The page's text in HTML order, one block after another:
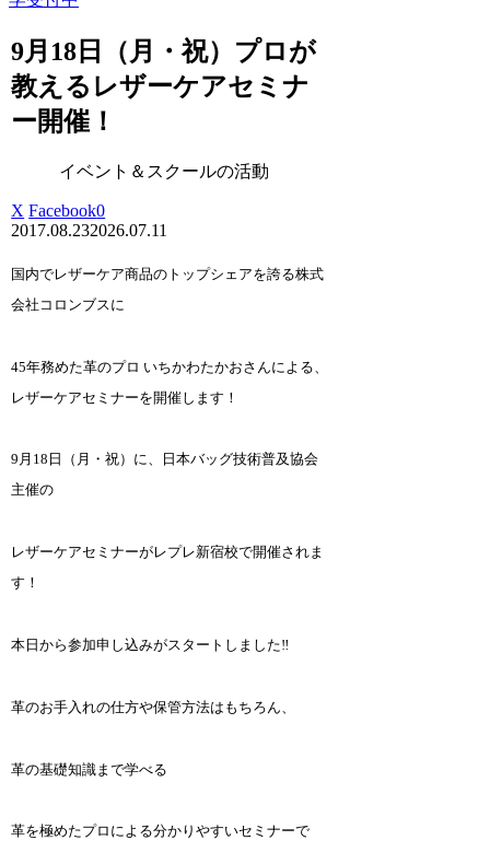
9月18日（月・祝）プロが
教えるレザーケアセミナ
ー開催！
イベント＆スクールの活動
X Facebook0
2017.08.232026.07.11
国内でレザーケア商品のトップシェアを誇る株式
会社コロンブスに
45年務めた革のプロ いちかわたかおさんによる、
レザーケアセミナーを開催します！
9月18日（月・祝）に、日本バッグ技術普及協会
主催の
レザーケアセミナーがレプレ新宿校で開催されま
す！
本日から参加申し込みがスタートしました‼
革のお手入れの仕方や保管方法はもちろん、
革の基礎知識まで学べる
革を極めたプロによる分かりやすいセミナーで